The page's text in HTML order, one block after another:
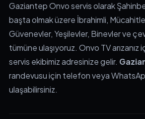
Gaziantep Onvo servis olarak
başta olmak üzere İbrahimli,
Güvenevler, Yeşilevler, Binevler ve
tümüne ulaşıyoruz. Onvo TV arızanız
servis ekibimiz adresinize gelir.
randevusu için telefon veya
ulaşabilirsiniz.